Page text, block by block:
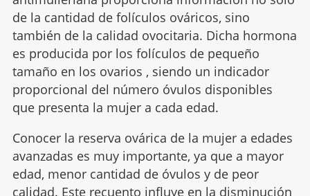
de la cantidad de folículos ováricos, sino
también de la calidad ovocitaria. Dicha hormona
es producida por los folículos de pequeño
tamaño en los ovarios , siendo un indicador
proporcional del número óvulos disponibles
que presenta la mujer a cada edad.
Conocer la reserva ovárica de la mujer a edades
avanzadas es muy importante, ya que a mayor
edad, menor cantidad de óvulos y de peor
calidad. Este recuento influye en la disminución